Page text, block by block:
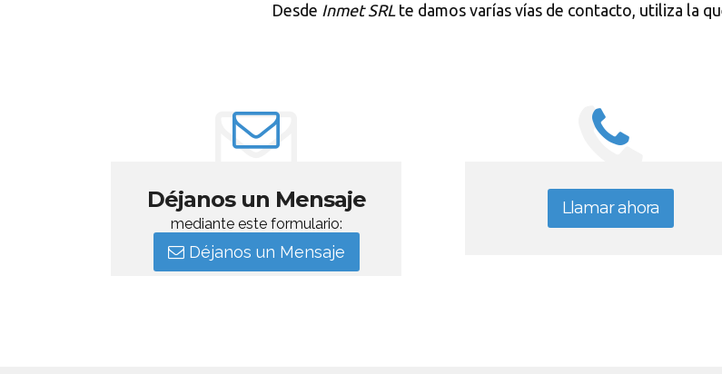
Desde Inmet SRLte damos varías vías de contacto, utiliza la
Déjanos un Mensaje
mediante este formulario:
Déjanos un Mensaje
Llamar ahora